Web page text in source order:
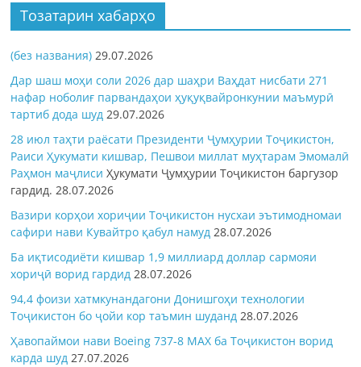
Тозатарин хабарҳо
(без названия) 29.07.2026
Дар шаш моҳи соли 2026 дар шаҳри Ваҳдат нисбати 271
нафар ноболиғ парвандаҳои ҳуқуқвайронкунии маъмурӣ
тартиб дода шуд 29.07.2026
28 июл таҳти раёсати Президенти Ҷумҳурии Тоҷикистон,
Раиси Ҳукумати кишвар, Пешвои миллат муҳтарам Эмомалӣ
Раҳмон маҷлисиҲукумати Ҷумҳурии Тоҷикистон баргузор
гардид.28.07.2026
Вазири корҳои хориҷии Тоҷикистон нусхаи эътимодномаи
сафири нави Кувайтро қабул намуд 28.07.2026
Ба иқтисодиёти кишвар 1,9 миллиард доллар сармояи
хориҷӣ ворид гардид 28.07.2026
94,4 фоизи хатмкунандагони Донишгоҳи технологии
Тоҷикистон бо ҷойи кор таъмин шуданд 28.07.2026
Ҳавопаймои нави Boeing 737-8 MAX ба Тоҷикистон ворид
карда шуд 27.07.2026